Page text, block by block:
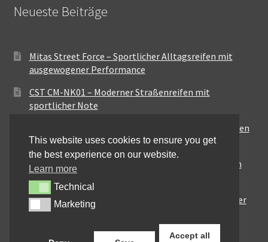
Neueste Beiträge
Mitas Street Force – Sportlicher Alltagsreifen mit
ausgewogener Performance
CST CM-NK01 – Moderner Straßenreifen mit
sportlicher Note
Maxxis MA-ST3 – Ausgewogener Sport-Touring-Reifen
für vielseitige Einsätze
Pirelli City Demon – Zuverlässigkeit für den urbanen
Alltag
Metzeler Perfect ME77 – Klassische Optik mit solider
Straßenperformance
This website uses cookies to ensure you get
the best experience on our website.
Learn more
TechnicalTechnical
MarketingMarketing
Accept all